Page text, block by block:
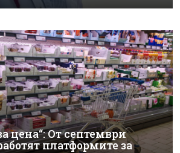
цена“: От септември
платформите за